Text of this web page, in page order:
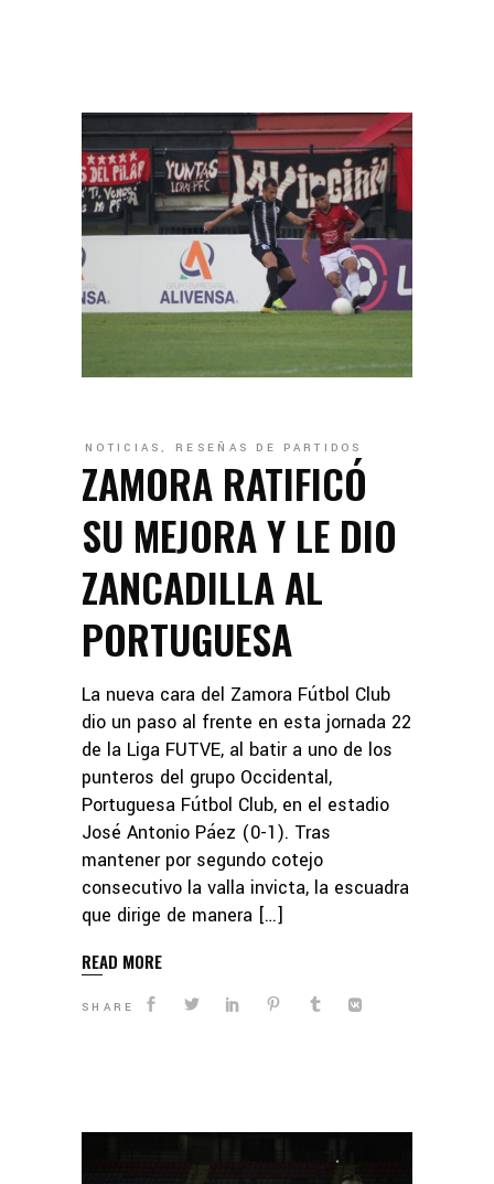
NOTICIAS, RESEÑAS DE PARTIDOS
ZAMORA RATIFICÓ
SU MEJORA Y LE DIO
ZANCADILLA AL
PORTUGUESA
La nueva cara del Zamora Fútbol Club
dio un paso al frente en esta jornada 22
de la Liga FUTVE, al batir a uno de los
punteros del grupo Occidental,
Portuguesa Fútbol Club, en el estadio
José Antonio Páez (0-1). Tras
mantener por segundo cotejo
consecutivo la valla invicta, la escuadra
que dirige de manera […]
READ MORE
SHARE